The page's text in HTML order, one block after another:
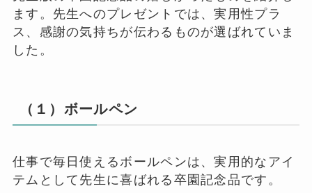
ます。先生へのプレゼントでは、実用性プラ
ス、感謝の気持ちが伝わるものが選ばれていま
した。
（１）ボールペン
仕事で毎日使えるボールペンは、実用的なアイ
テムとして先生に喜ばれる卒園記念品です。